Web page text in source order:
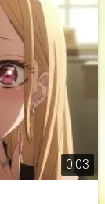
0:03